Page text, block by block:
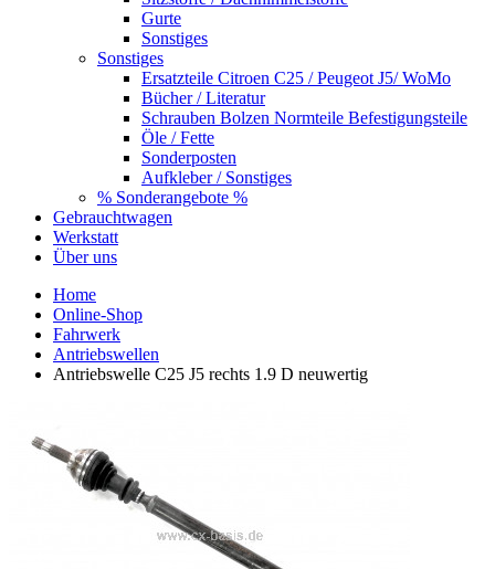
Gurte
Sonstiges
Sonstiges
Ersatzteile Citroen C25 / Peugeot J5/ WoMo
Bücher / Literatur
Schrauben Bolzen Normteile Befestigungsteile
Öle / Fette
Sonderposten
Aufkleber / Sonstiges
% Sonderangebote %
Gebrauchtwagen
Werkstatt
Über uns
Home
Online-Shop
Fahrwerk
Antriebswellen
Antriebswelle C25 J5 rechts 1.9 D neuwertig